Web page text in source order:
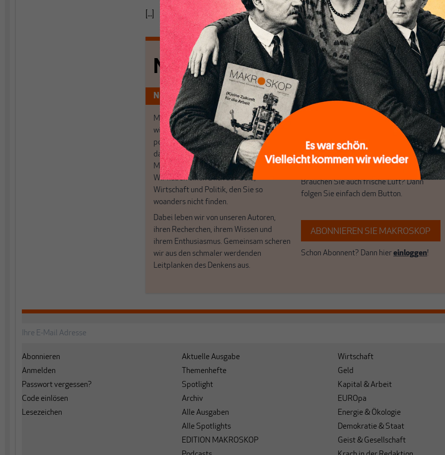
[...]
Nichts schreibt sich von allein!
Nur für Abonnenten
MAKROSKOP analysiert
wirtschaftspolitische Themen aus einer
postkeynesianischen Perspektive und ist
damit in Deutschland einzigartig.
MAKROSKOP steht für das große Ganze.
Wir haben einen Blick auf Geld,
Wirtschaft und Politik, den Sie so
woanders nicht finden.
Dabei leben wir von unseren Autoren,
ihren Recherchen, ihrem Wissen und
ihrem Enthusiasmus. Gemeinsam scheren
wir aus den schmaler werdenden
Leitplanken des Denkens aus.
Wir verlassen die journalistische
Filterblase, in der sich viele eingerichtet
haben. Wir öffnen Fenster und bringen
frische Luft in die engen und verstaubten
Debattenräume.
Brauchen Sie auch frische Luft? Dann
folgen Sie einfach dem Button.
ABONNIEREN SIE MAKROSKOP
Schon Abonnent? Dann hiereinloggen!
Abonnieren
Anmelden
Passwort vergessen?
Code einlösen
Lesezeichen
Aktuelle Ausgabe
Themenhefte
Spotlight
Archiv
Alle Ausgaben
Alle Spotlights
EDITION MAKROSKOP
Wirtschaft
Geld
Kapital & Arbeit
EUROpa
Energie & Ökologie
Demokratie & Staat
Geist & Gesellschaft